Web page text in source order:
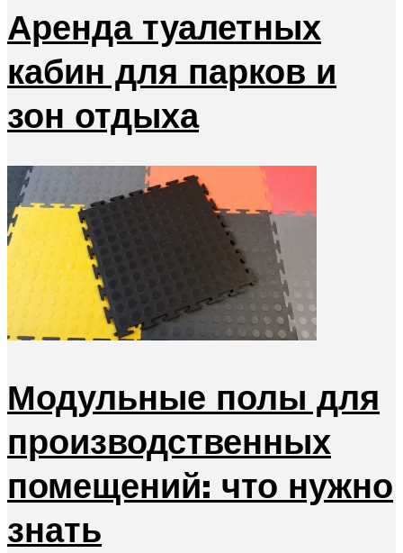
Аренда туалетных
кабин для парков и
зон отдыха
Модульные полы для
производственных
помещений: что нужно
знать